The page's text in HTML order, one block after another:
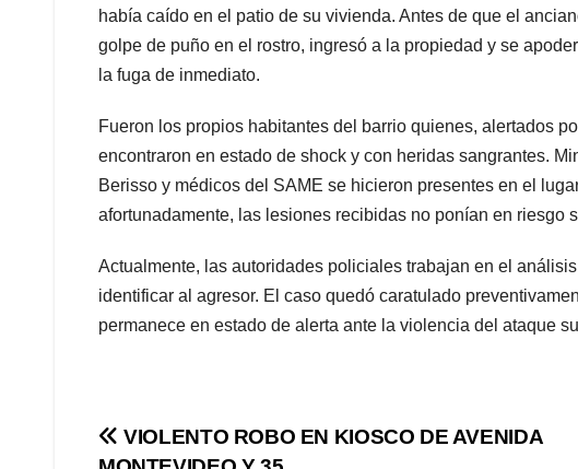
había caído en el patio de su vivienda. Antes de que el
golpe de puño en el rostro, ingresó a la propiedad y se
la fuga de inmediato.
Fueron los propios habitantes del barrio quienes, alertados
encontraron en estado de shock y con heridas sangrantes.
Berisso y médicos del SAME se hicieron presentes en el
afortunadamente, las lesiones recibidas no ponían en riesgo
Actualmente, las autoridades policiales trabajan en el
identificar al agresor. El caso quedó caratulado
permanece en estado de alerta ante la violencia del ataque
Navegación
VIOLENTO ROBO EN KIOSCO DE AVENIDA